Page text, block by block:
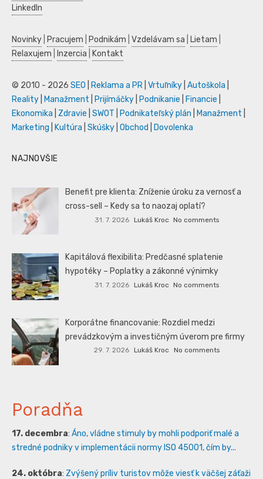
LinkedIn
Novinky Pracujem Podnikám Vzdelávam sa Lietam
Relaxujem
Inzercia Kontakt
© 2010 - 2026 SEO Reklama a PR Vrtuľníky Autoškola
Reality
Manažment Prijímáčky Podnikanie Financie
Ekonomika
Zdravie SWOT Podnikateľský plán Manažment
Marketing
Kultúra Skúšky Obchod Dovolenka
NAJNOVŠIE
Benefit pre klienta: Zníženie úroku za vernosť a
cross-sell – Kedy sa to naozaj oplatí?
31. 7. 2026 Lukáš Kroc No comments
Kapitálová flexibilita: Predčasné splatenie
hypotéky – Poplatky a zákonné výnimky
31. 7. 2026 Lukáš Kroc No comments
Korporátne financovanie: Rozdiel medzi
prevádzkovým a investičným úverom pre firmy
29. 7. 2026 Lukáš Kroc No comments
Poradňa
17. decembra: Áno, vládne stimuly by mohli podporiť malé a
stredné podniky v implementácii normy ISO 45001, čím by...
24. októbra: Zvýšený príliv turistov môže viesť k väčšej záťaži